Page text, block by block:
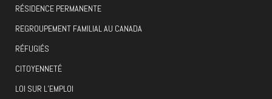
RÉSIDENCE PERMANENTE
REGROUPEMENT FAMILIAL AU CANADA
RÉFUGIÉS
CITOYENNETÉ
LOI SUR L’EMPLOI